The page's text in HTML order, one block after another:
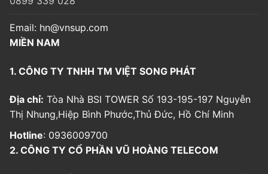
Email: hn@vnsup.com
MIỀN NAM
1. CÔNG TY TNHH TM VIỆT SONG PHÁT
Địa chỉ: Tòa Nhà BSI TOWER Số 193-195-197 Nguyễn
Thị Nhung,Hiệp Bình Phước,Thủ Đức, Hồ Chí Minh
Hotline: 0936009700
2. CÔNG TY CỔ PHẦN VŨ HOÀNG TELECOM